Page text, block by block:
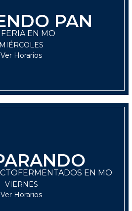
PAN
EN MO
MIÉRCOLES
Ver Horarios
LUNES
11:30 hrs
EN MO
VIERNES
Ver Horarios
LUNES
11:30 hrs